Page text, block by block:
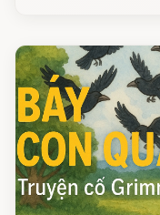
Tuy nhiên thằng
nào cả. Nó bèn